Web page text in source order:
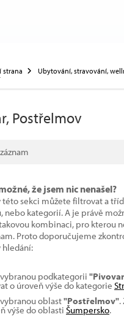
strana Ubytování, stravování,
Postřelmov
že jsem nic nenašel?
této sekci můžete filtrovat a
nebo kategorií. A je právě
kombinaci, pro kterou
Proto doporučujeme
hledání:
podkategorii
o úroveň výše do kategorie
oblast"Postřelmov".
výše do oblasti Šumpersko.